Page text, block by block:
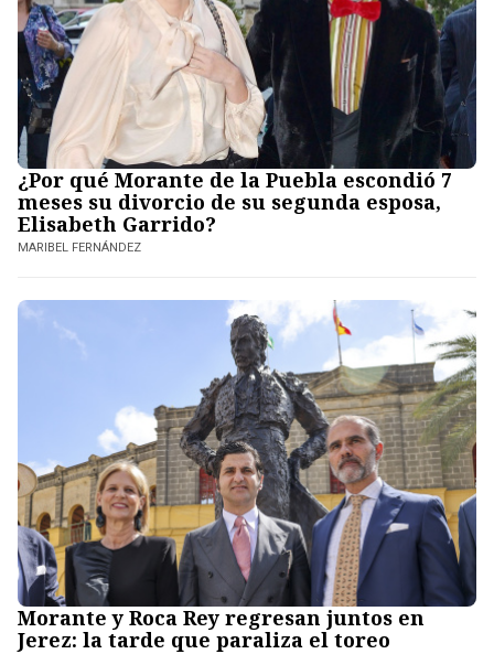
¿Por qué Morante de la Puebla escondió 7
meses su divorcio de su segunda esposa,
Elisabeth Garrido?
MARIBEL FERNÁNDEZ
Morante y Roca Rey regresan juntos en
Jerez: la tarde que paraliza el toreo